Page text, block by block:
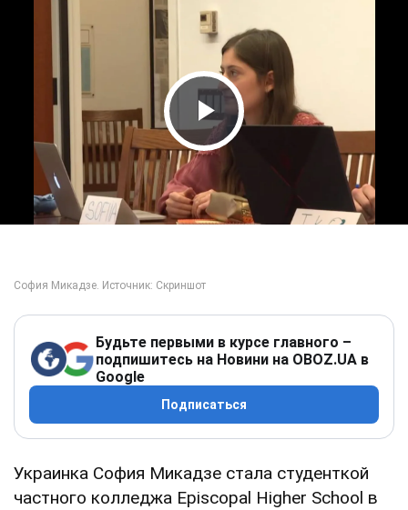
Play Video
Будьте первыми в курсе главного –
подпишитесь на Новини на OBOZ.UA в
Google
Подписаться
Украинка София Микадзе стала студенткой
частного колледжа Episcopal Higher School в